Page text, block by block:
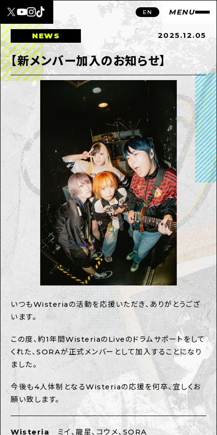
EN MENU
NEWS 2025.12.05
【新メンバー加入のお知らせ】
いつもWisteriaの活動を応援いただき、ありがとうござ
います。
この度、約1年間WisteriaのLiveのドラムサポートをして
くれた、SORAが正式メンバーとして加入することになり
ました。
今後も4人体制となるWisteriaの応援を何卒、宜しくお
願い致します。
Wisteria ミイ、龍星、コウメ、SORA